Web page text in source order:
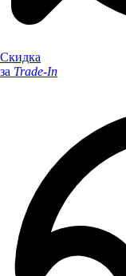
Скидка
за Trade-In